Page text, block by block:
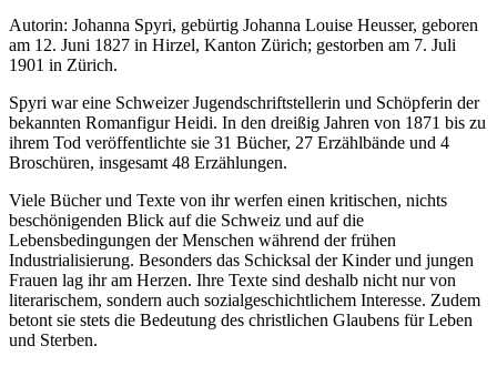
Autorin: Johanna Spyri, gebürtig Johanna Louise Heusser, geboren
am 12. Juni 1827 in Hirzel, Kanton Zürich; gestorben am 7. Juli
1901 in Zürich.
Spyri war eine Schweizer Jugendschriftstellerin und Schöpferin der
bekannten Romanfigur Heidi. In den dreißig Jahren von 1871 bis zu
ihrem Tod veröffentlichte sie 31 Bücher, 27 Erzählbände und 4
Broschüren, insgesamt 48 Erzählungen.
Viele Bücher und Texte von ihr werfen einen kritischen, nichts
beschönigenden Blick auf die Schweiz und auf die
Lebensbedingungen der Menschen während der frühen
Industrialisierung. Besonders das Schicksal der Kinder und jungen
Frauen lag ihr am Herzen. Ihre Texte sind deshalb nicht nur von
literarischem, sondern auch sozialgeschichtlichem Interesse. Zudem
betont sie stets die Bedeutung des christlichen Glaubens für Leben
und Sterben.